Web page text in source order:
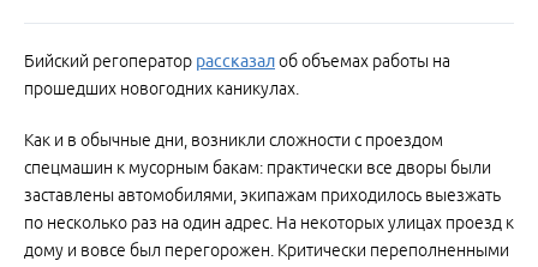
Бийский регоператор рассказалоб объемах работы на
прошедших новогодних каникулах.
Как и в обычные дни, возникли сложности с проездом
спецмашин к мусорным бакам: практически все дворы были
заставлены автомобилями, экипажам приходилось выезжать
по несколько раз на один адрес. На некоторых улицах проезд к
дому и вовсе был перегорожен. Критически переполненными